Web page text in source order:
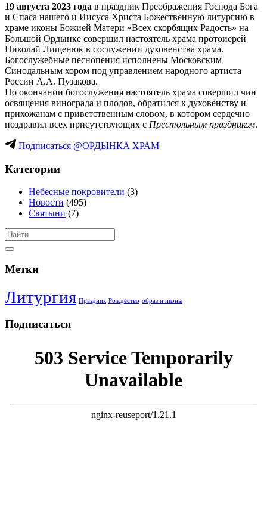
19 августа 2023 года в праздник Преображения Господа Бога
и Спаса нашего и Иисуса Христа Божественную литургию в
храме иконы Божией Матери «Всех скорбящих Радость» на
Большой Ордынке совершил настоятель храма протоиерей
Николай Лищенюк в сослужении духовенства храма.
Богослужебные песнопения исполнены Московским
Синодальным хором под управлением народного артиста
России А.А. Пузакова.
По окончании богослужения настоятель храма совершил чин
освящения винограда и плодов, обратился к духовенству и
прихожанам с приветственным словом, в котором сердечно
поздравил всех присутствующих с Престольным праздником.
Подписаться @ОРДЫНКА ХРАМ
Категории
Небесные покровители (3)
Новости (495)
Святыни (7)
Метки
Литургия Праздник Рождество образ и иконы
Подписаться